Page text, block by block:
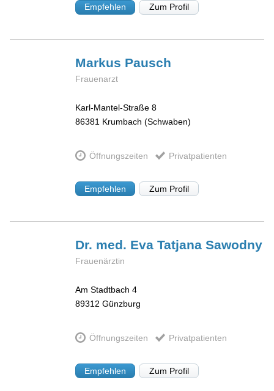
Empfehlen Zum Profil
Markus Pausch
Frauenarzt
Karl-Mantel-Straße 8
86381 Krumbach (Schwaben)
Öffnungszeiten Privatpatienten
Empfehlen Zum Profil
Dr. med. Eva TatjanaSawodny
Frauenärztin
Am Stadtbach 4
89312 Günzburg
Öffnungszeiten Privatpatienten
Empfehlen Zum Profil